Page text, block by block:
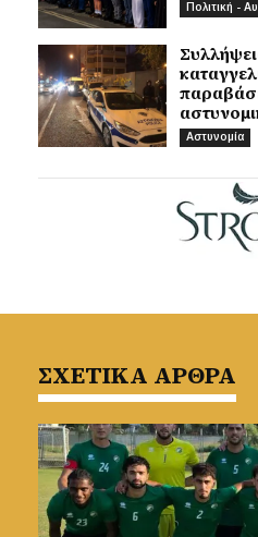
Πολιτική -
Αστυνομία
ΣΧΕΤΙΚΑ ΑΡΘΡΑ